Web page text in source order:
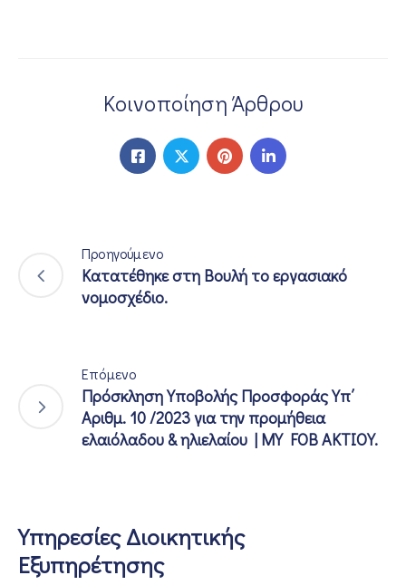
Κοινοποίηση Άρθρου
Προηγούμενο
Κατατέθηκε στη Βουλή το εργασιακό
νομοσχέδιο.
Επόμενο
Πρόσκληση Υποβολής Προσφοράς Υπ΄
Αριθμ. 10 /2023 για την προμήθεια
ελαιόλαδου & ηλιελαίου | MY FOB AKTIOY.
Υπηρεσίες Διοικητικής
Εξυπηρέτησης